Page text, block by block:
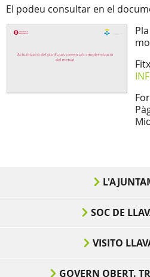
El podeu consultar en el
SOC DE
VISITO
GOVERN OBERT.